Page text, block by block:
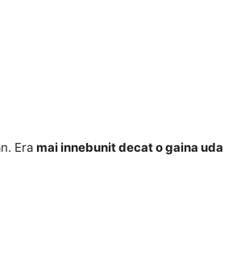
Era mai innebunit decat o gaina uda